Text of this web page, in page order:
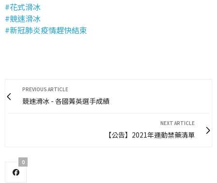
#花式滑冰
#競速滑冰
#新冠肺炎疫情趕快結束
PREVIOUS ARTICLE
競速滑冰 - 各國菁英選手成績
NEXT ARTICLE
【公告】2021年運動禁藥清單
0